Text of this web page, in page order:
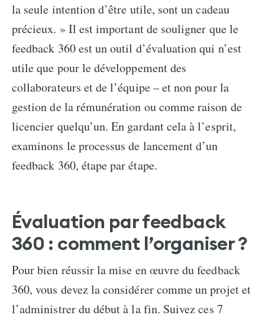
la seule intention d’être utile, sont un cadeau
précieux. » Il est important de souligner que le
feedback 360 est un outil d’évaluation qui n’est
utile que pour le développement des
collaborateurs et de l’équipe – et non pour la
gestion de la rémunération ou comme raison de
licencier quelqu’un. En gardant cela à l’esprit,
examinons le processus de lancement d’un
feedback 360, étape par étape.
Évaluation par feedback
360 : comment l’organiser ?
Pour bien réussir la mise en œuvre du feedback
360, vous devez la considérer comme un projet et
l’administrer du début à la fin. Suivez ces 7